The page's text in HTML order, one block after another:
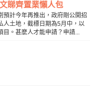
睇齊置業懶人包
預計今年再推出，政府剛公開招
人土地，截標日期為5月中，以
目。甚麼人才能申請？申請...